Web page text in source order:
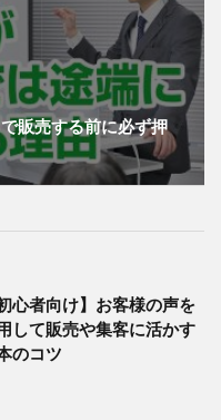
販売する前に必ず押
初心者向け】お客様の声を
して販売や集客に活かす
のコツ